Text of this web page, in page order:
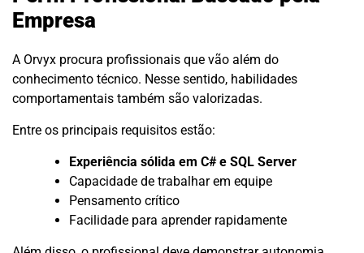
Empresa
A Orvyx procura profissionais que vão além do
conhecimento técnico. Nesse sentido, habilidades
comportamentais também são valorizadas.
Entre os principais requisitos estão:
Experiência sólida em C# e SQL Server
Capacidade de trabalhar em equipe
Pensamento crítico
Facilidade para aprender rapidamente